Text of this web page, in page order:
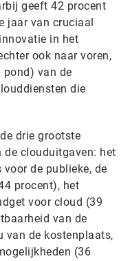
geeft 42 procent
jaar van cruciaal
in het
ook naar voren,
van de
die
drie grootste
de clouduitgaven: het
de publieke, de
procent), het
voor cloud (39
van de
van de kostenplaats,
(36